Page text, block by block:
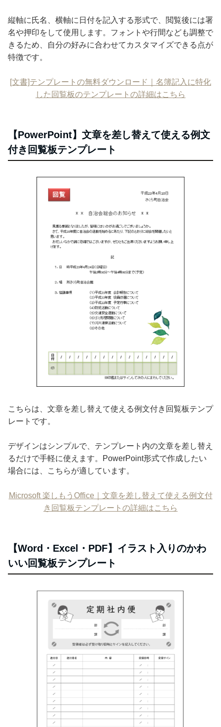
縦軸に氏名、横軸に日付を記入する形式で、閲覧後には署
名や押印をして使用します。フォントや行間なども調整で
きるため、自分の好みに合わせてカスタマイズできる点が
特徴です。
[文書]テンプレートの無料ダウンロード｜名簿記入に特化
した回覧板のテンプレートの詳細はこちら
【PowerPoint】文章を差し替えて使える例文
付き回覧板テンプレート
こちらは、文章を差し替えて使える例文付き回覧板テンプ
レートです。
デザインはシンプルで、テンプレート内の文章を差し替え
るだけで手軽に使えます。PowerPoint形式で作成したい
場合には、こちらが適しています。
Microsoft 楽しもうOffice｜文章を差し替えて使える例文付
き回覧板テンプレートの詳細はこちら
【Word・Excel・PDF】イラスト入りのかわ
いい回覧板テンプレート